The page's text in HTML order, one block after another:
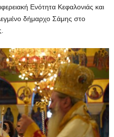
Ενότητα Κεφαλονιάς και
δήμαρχο Σάμης στο